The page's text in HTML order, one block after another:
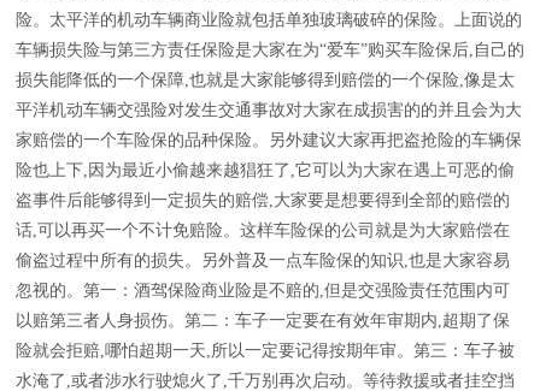
险。太平洋的机动车辆商业险就包括单独玻璃破碎的保险。上面说的
车辆损失险与第三方责任保险是大家在为“爱车”购买车险保后,自己的
损失能降低的一个保障,也就是大家能够得到赔偿的一个保险,像是太
平洋机动车辆交强险对发生交通事故对大家在成损害的的并且会为大
家赔偿的一个车险保的品种保险。另外建议大家再把盗抢险的车辆保
险也上下,因为最近小偷越来越猖狂了,它可以为大家在遇上可恶的偷
盗事件后能够得到一定损失的赔偿,大家要是想要得到全部的赔偿的
话,可以再买一个不计免赔险。这样车险保的公司就是为大家赔偿在
偷盗过程中所有的损失。另外普及一点车险保的知识,也是大家容易
忽视的。第一：酒驾保险商业险是不赔的,但是交强险责任范围内可
以赔第三者人身损伤。第二：车子一定要在有效年审期内,超期了保
险就会拒赔,哪怕超期一天,所以一定要记得按期年审。第三：车子被
水淹了,或者涉水行驶熄火了,千万别再次启动。等待救援或者挂空挡